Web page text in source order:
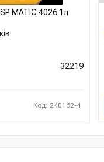
MATIC 4026 1л
32219
Код: 240162-4